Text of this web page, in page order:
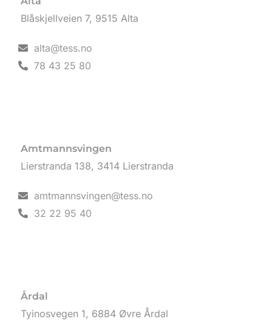
Blåskjellveien 7, 9515 Alta
alta@tess.no
78 43 25 80
Amtmannsvingen
Lierstranda 138, 3414 Lierstranda
amtmannsvingen@tess.no
32 22 95 40
Årdal
Tyinosvegen 1, 6884 Øvre Årdal